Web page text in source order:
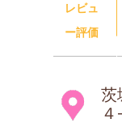
レビュ
ー評価
茨